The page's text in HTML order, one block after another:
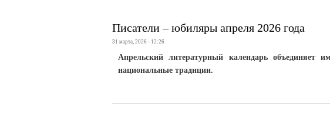
Писатели – юбиляры апреля 2026 года
31 марта, 2026 - 12:26
Апрельский литературный календарь объединяет
национальные традиции.